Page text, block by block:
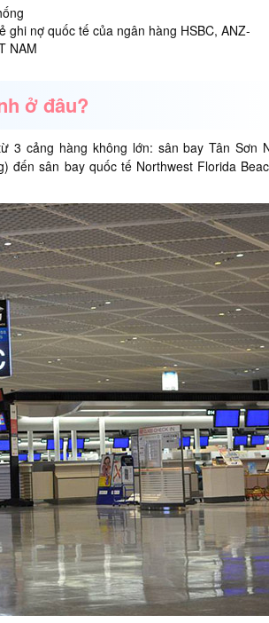
nợ quốc tế của ngân hàng HSBC, ANZ-
NAM
ở đâu?
3 cảng hàng không lớn: sân bay Tân Sơn
đến sân bay quốc tế Northwest Florida